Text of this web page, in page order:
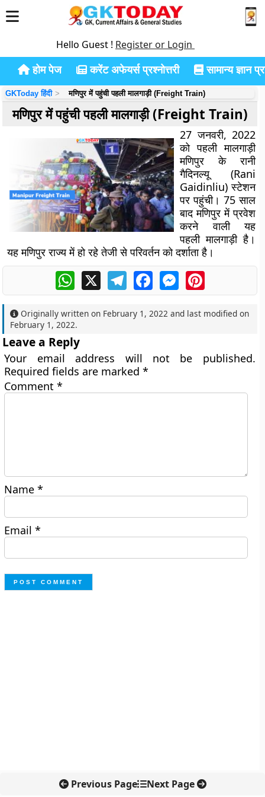
Hello Guest ! Register or Login
होम पेज करेंट अफेयर्स प्रश्नोत्तरी सामान्य ज्ञान
GKToday हिंदी मणिपुर में पहुंची पहली मालगाड़ी (Freight Train)
मणिपुर में पहुंची पहली मालगाड़ी (Freight Train)
27 जनवरी, 2022
को पहली मालगाड़ी
मणिपुर के रानी
गैदिनल्यू (Rani
Gaidinliu) स्टेशन
पर पहुंची। 75 साल
बाद मणिपुर में प्रवेश
करने वाली यह
पहली मालगाड़ी है।
यह मणिपुर राज्य में हो रहे तेजी से परिवर्तन को दर्शाता है।
WhatsApp
X TelegramFacebookMessengerPinterest
Originally written on February 1, 2022 and last modified on
February 1, 2022.
Leave a Reply
Your email address will not be published.
Required fields are marked*
Comment*
Name*
Email*
Previous Page Next Page